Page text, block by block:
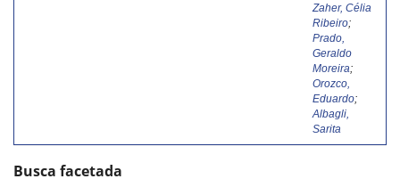
Zaher, Célia
Ribeiro;
Prado,
Geraldo
Moreira;
Orozco,
Eduardo;
Albagli,
Sarita
Busca facetada